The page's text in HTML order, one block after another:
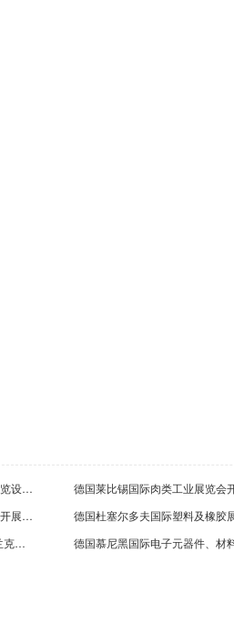
德国纽伦堡国际门窗幕墙展览会德国展览设计公司邀您参加
德国杜塞尔多夫国际塑料及橡胶展览会开展时间泰国会展设计公司提醒您
2022德国展台搭建公司教你看德国法兰克福国际汽车及零配件展览会